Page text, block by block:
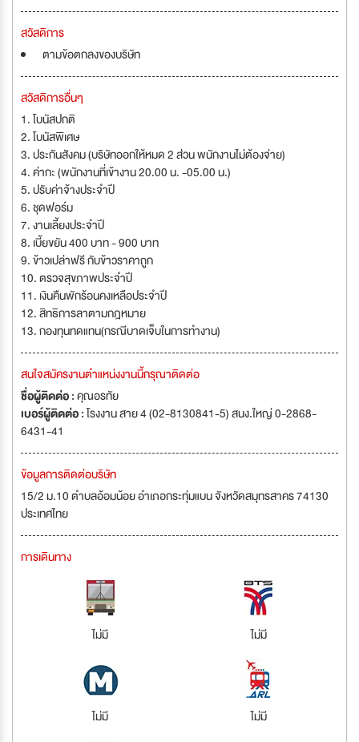
สวัสดิการ
ตามข้อตกลงของบริษัท
สวัสดิการอื่นๆ
1. โบนัสปกติ
2. โบนัสพิเศษ
3. ประกันสังคม (บริษัทออกให้หมด 2 ส่วน พนักงานไม่ต้องจ่าย)
4. ค่ากะ (พนักงานที่เข้างาน 20.00 น. -05.00 น.)
5. ปรับค่าจ้างประจำปี
6. ชุดฟอร์ม
7. งานเลี้ยงประจำปี
8. เบี้ยขยัน 400 บาท - 900 บาท
9. ข้าวเปล่าฟรี กับข้าวราคาถูก
10. ตรวจสุขภาพประจำปี
11. เงินคืนพักร้อนคงเหลือประจำปี
12. สิทธิการลาตามกฎหมาย
13. กองทุนทดแทน(กรณีบาดเจ็บในการทำงาน)
สนใจสมัครงานตำแหน่งงานนี้กรุณาติดต่อ
ชื่อผู้ติดต่อ :คุณอรทัย
เบอร์ผู้ติดต่อ :โรงงาน สาย 4 (02-8130841-5) สนง.ใหญ่ 0-2868-
6431-41
ข้อมูลการติดต่อบริษัท
15/2 ม.10 ตำบลอ้อมน้อย อำเภอกระทุ่มแบน จังหวัดสมุทรสาคร 74130
ประเทศไทย
การเดินทาง
ไม่มี ไม่มี
ไม่มี ไม่มี